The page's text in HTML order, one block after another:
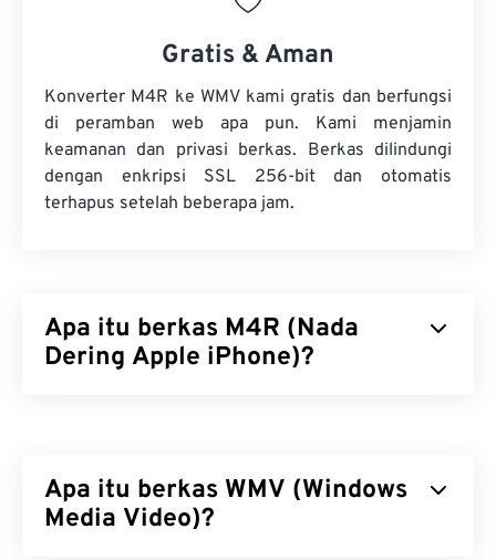
Gratis & Aman
Konverter M4R ke WMV kami gratis dan berfungsi
di peramban web apa pun. Kami menjamin
keamanan dan privasi berkas. Berkas dilindungi
dengan enkripsi SSL 256-bit dan otomatis
terhapus setelah beberapa jam.
Apa itu berkas M4R (Nada
Dering Apple iPhone)?
M4R adalah 40 detik. Satu-satunya perbedaan
antara M4R dan MPEG 4 Audio (M4A) adalah
Apa itu berkas WMV (Windows
Media Video)?